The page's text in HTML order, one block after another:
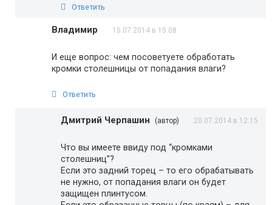
Ответить
Владимир 15.07.2014 в 15:08
И еще вопрос: чем посоветуете обработать
кромки столешницы от попадания влаги?
Ответить
Дмитрий Черпашин (автор) 20.07.2014 в 12:15
Что вы имеете ввиду под “кромками
столешниц”?
Если это задний торец – то его обрабатывать
не нужно, от попадания влаги он будет
защищен плинтусом.